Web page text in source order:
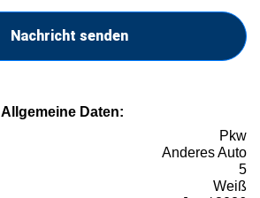
Nachricht senden
Allgemeine Daten:
Pkw
Anderes Auto
5
Weiß